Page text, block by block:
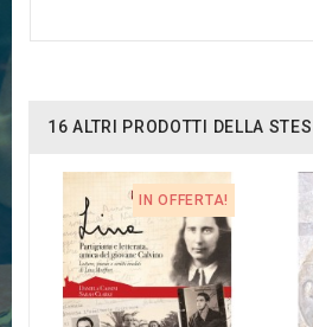
16 ALTRI PRODOTTI DELLA
IN OFFERTA!